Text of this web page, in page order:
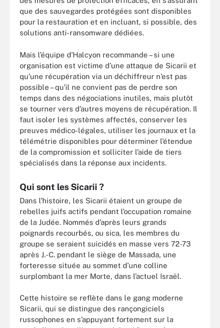
que des sauvegardes protégées sont disponibles
pour la restauration et en incluant, si possible, des
solutions anti-ransomware dédiées.
Mais l’équipe d’Halcyon recommande – si une
organisation est victime d’une attaque de Sicarii et
qu’une récupération via un déchiffreur n’est pas
possible – qu’il ne convient pas de perdre son
temps dans des négociations inutiles, mais plutôt
se tourner vers d’autres moyens de récupération. Il
faut isoler les systèmes affectés, conserver les
preuves médico-légales, utiliser les journaux et la
télémétrie disponibles pour déterminer l’étendue
de la compromission et solliciter l’aide de tiers
spécialisés dans la réponse aux incidents.
Qui sont les Sicarii ?
Dans l’histoire, les Sicarii étaient un groupe de
rebelles juifs actifs pendant l’occupation romaine
de la Judée. Nommés d’après leurs grands
poignards recourbés, ou sica, les membres du
groupe se seraient suicidés en masse vers 72-73
après J.-C. pendant le siège de Massada, une
forteresse située au sommet d’une colline
surplombant la mer Morte, dans l’actuel Israël.
Cette histoire se reflète dans le gang moderne
Sicarii, qui se distingue des rançongiciels
russophones en s’appuyant fortement sur la